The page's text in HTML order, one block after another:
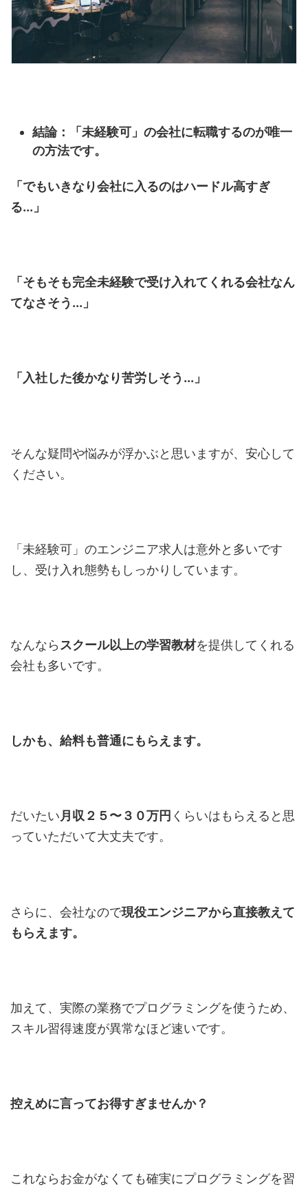
結論：「未経験可」の会社に転職するのが唯一
の方法です。
「でもいきなり会社に入るのはハードル高すぎ
る...」
「そもそも完全未経験で受け入れてくれる会社なん
てなさそう...」
「入社した後かなり苦労しそう...」
そんな疑問や悩みが浮かぶと思いますが、安心して
ください。
「未経験可」のエンジニア求人は意外と多いです
し、受け入れ態勢もしっかりしています。
なんなら スクール以上の学習教材を提供してくれる
会社も多いです。
しかも、給料も普通にもらえます。
だいたい月収２５〜３０万円 くらいはもらえると思
っていただいて大丈夫です。
さらに、会社なので現役エンジニアから直接教えて
もらえます。
加えて、実際の業務でプログラミングを使うため、
スキル習得速度が異常なほど速いです。
控えめに言ってお得すぎませんか？
これならお金がなくても確実にプログラミングを習